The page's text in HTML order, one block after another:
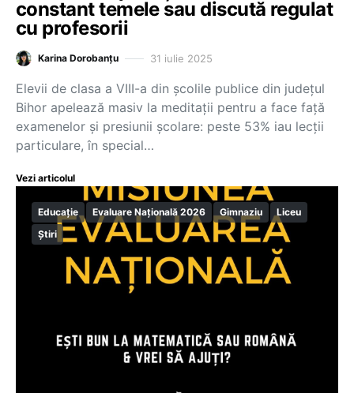
constant temele sau discută regulat
cu profesorii
Karina Dorobanțu 31 iulie 2025
Elevii de clasa a VIII-a din școlile publice din județul
Bihor apelează masiv la meditații pentru a face față
examenelor și presiunii școlare: peste 53% iau lecții
particulare, în special…
Vezi articolul
Educație Evaluare Națională 2026 Gimnaziu
Liceu
Știri